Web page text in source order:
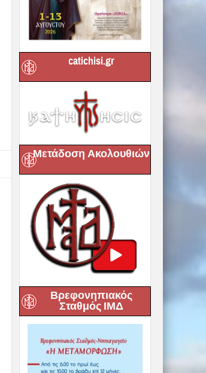
catichisi.gr
Μετάδοση Ακολουθιών
Βρεφονηπιακός
Σταθμός ΙΜΔ